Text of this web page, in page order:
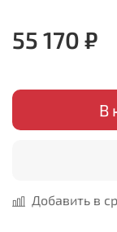
55 170 ₽
В
Добавить в